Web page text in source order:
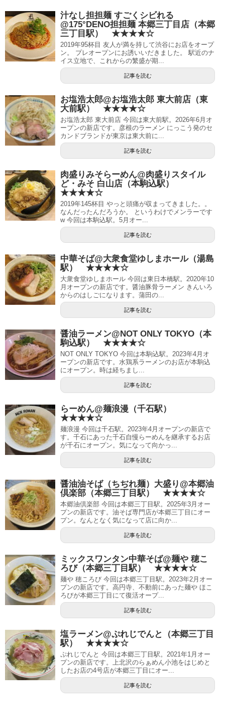
汁なし担担麺 すごくシビれる
@175°DENO担担麺 本郷三丁目店（本郷
三丁目駅） ★★★★☆
2019年95杯目 友人が満を持して渋谷にお店をオープ
ン。 プレオープンにお誘いいだきました。 駅近のナ
イス立地で、これからの繁盛が期...
記事を読む
お塩浩太郎@お塩浩太郎 東大前店（東
大前駅） ★★★★☆
お塩浩太郎 東大前店 今回は東大前駅。2026年6月オ
ープンの新店です。彦根のラーメン にっこう発のセ
カンドブランドが東京は東大前に...
記事を読む
肉盛りみそらーめん@肉盛りスタイル
ど・みそ 白山店（本駒込駅）
★★★★☆
2019年145杯目 やっと頭痛が収まってきました。。
なんだったんだろうか。 というわけでメンラーです
w 今回は本駒込駅。5月オー...
記事を読む
中華そば@大衆食堂ゆしまホール（湯島
駅） ★★★★☆
大衆食堂ゆしまホール 今回は東日本橋駅。2020年10
月オープンの新店です。醤油豚骨ラーメン きんいろ
からのはしごになります。蒲田の...
記事を読む
醤油ラーメン@NOT ONLY TOKYO（本
駒込駅） ★★★★☆
NOT ONLY TOKYO 今回は本駒込駅。2023年4月オ
ープンの新店です。水鶏系ラーメンのお店が本駒込
にオープン。時は経ちまし...
記事を読む
らーめん@麺浪漫（千石駅）
★★★★☆
麺浪漫 今回は千石駅。2023年4月オープンの新店で
す。千石にあった千石自慢らーめんを継承するお店
が千石にオープン。気になって向かっ...
記事を読む
醤油油そば（ちぢれ麺）大盛り@本郷油
倶楽部（本郷三丁目駅） ★★★★☆
本郷油倶楽部 今回は本郷三丁目駅。2025年3月オー
プンの新店です。油そば専門店が本郷三丁目にオー
プン。なんとなく気になって店に向か...
記事を読む
ミックスワンタン中華そば@麺や 穂こ
ろび（本郷三丁目駅） ★★★★☆
麺や 穂ころび 今回は本郷三丁目駅。2023年2月オー
プンの新店です。高円寺、不動前にあった麺や ほこ
ろびが本郷三丁目にて復活オープ...
記事を読む
塩ラーメン@ぷれじでんと（本郷三丁目
駅） ★★★★☆
ぷれじでんと 今回は本郷三丁目駅。2021年1月オー
プンの新店です。上北沢のらぁめん小池をはじめと
したお店の4号店が本郷三丁目にオー...
記事を読む